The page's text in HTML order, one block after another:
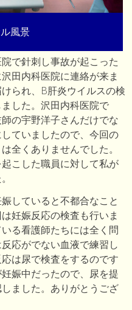
風景
で針刺し事故が起こった
田内科医院に連絡が来ま
られ、B肝炎ウイルスの検
した。沢田内科医院で
の宇野洋子さんだけでな
ていましたので、今回の
全くありませんでした。
こした職員に対して私が
していると不都合なこと
妊娠反応の検査も行いま
る看護師たちには全く問
応がでない血液で練習し
は尿で検査をするのです
娠中だったので、尿を提
ました。ありがとうござ